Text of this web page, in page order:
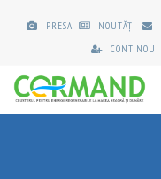
PRESA NOUTĂȚI
CONT NOU!